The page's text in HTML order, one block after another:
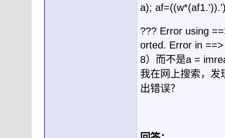
a);
??? Error using
orted. Error in
8）而不是a =
我在网上搜索，发
出错误？